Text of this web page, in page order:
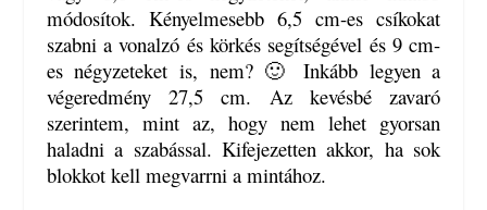
módosítok. Kényelmesebb 6,5 cm-es csíkokat
szabni a vonalzó és körkés segítségével és 9 cm-
es négyzeteket is, nem? 🙂 Inkább legyen a
végeredmény 27,5 cm. Az kevésbé zavaró
szerintem, mint az, hogy nem lehet gyorsan
haladni a szabással. Kifejezetten akkor, ha sok
blokkot kell megvarrni a mintához.